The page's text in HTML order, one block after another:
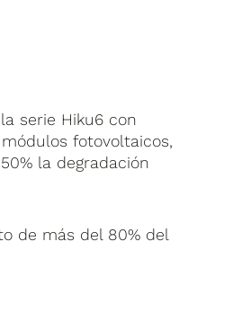
serie Hiku6 con
fotovoltaicos,
la degradación
de más del 80% del